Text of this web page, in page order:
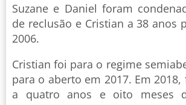
Suzane e Daniel foram
de reclusão e Cristian a 38 anos
2006.
Cristian foi para o regime
para o aberto em 2017. Em
a quatro anos e oito meses